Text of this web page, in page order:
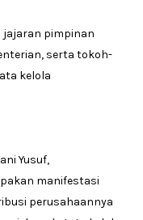
jajaran pimpinan
serta tokoh-
kelola
Yusuf,
manifestasi
perusahaannya